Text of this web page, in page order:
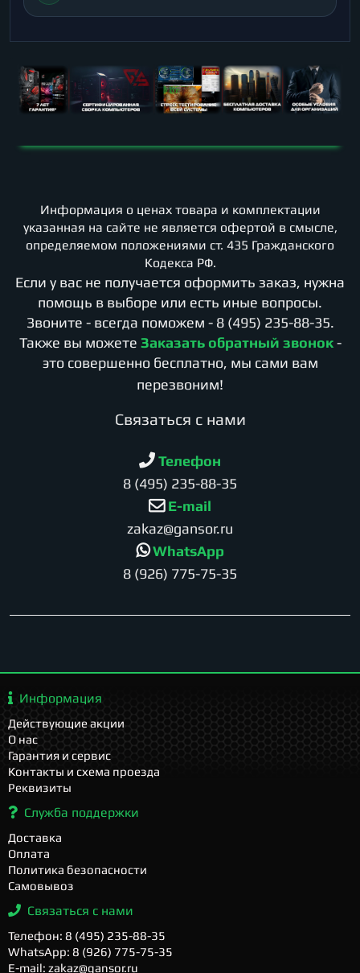
Информация о ценах товара и комплектации
указанная на сайте не является офертой в смысле,
определяемом положениями ст. 435 Гражданского
Кодекса РФ.
Если у вас не получается оформить заказ, нужна
помощь в выборе или есть иные вопросы.
Звоните - всегда поможем - 8 (495) 235-88-35.
Также вы можете Заказать обратный звонок -
это совершенно бесплатно, мы сами вам
перезвоним!
Cвязаться с нами
Телефон
8 (495) 235-88-35
E-mail
zakaz@gansor.ru
WhatsApp
8 (926) 775-75-35
Информация
Действующие акции
О нас
Гарантия и сервис
Контакты и схема проезда
Реквизиты
Служба поддержки
Доставка
Оплата
Политика безопасности
Самовывоз
Связаться с нами
Телефон: 8 (495) 235-88-35
WhatsApp: 8 (926) 775-75-35
E-mail: zakaz@gansor.ru